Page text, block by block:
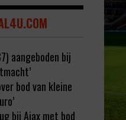
aangeboden bij
bod van kleine
bij Ajax met bod